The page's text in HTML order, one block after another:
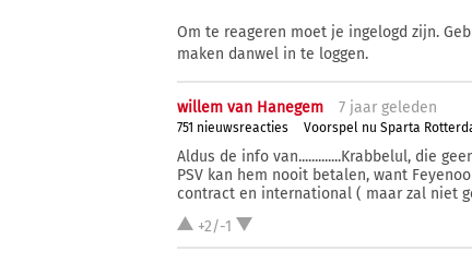
Om te reageren moet je ingelogd zijn.
maken danwel in te loggen.
willem van Hanegem 7 jaar geleden
751 nieuwsreacties Voorspel nu Sparta
Aldus de info van.............Krabbelul, die
PSV kan hem nooit betalen, want
contract en international ( maar zal niet
+2/-1